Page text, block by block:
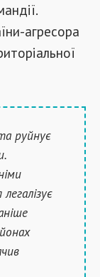
агресора
руйнує